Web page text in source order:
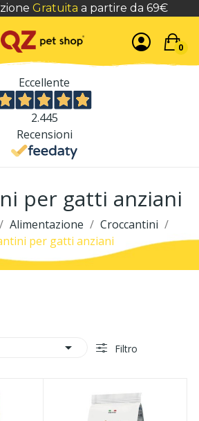
Gratuita a partire da 69€
0
Eccellente
2.445
Recensioni
per gatti anziani
Alimentazione
Croccantini
per gatti anziani
 Filtro